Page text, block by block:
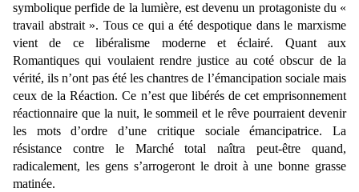
symbolique perfide de la lumière, est devenu un protagoniste du «
travail abstrait ». Tous ce qui a été despotique dans le marxisme
vient de ce libéralisme moderne et éclairé. Quant aux
Romantiques qui voulaient rendre justice au coté obscur de la
vérité, ils n’ont pas été les chantres de l’émancipation sociale mais
ceux de la Réaction. Ce n’est que libérés de cet emprisonnement
réactionnaire que la nuit, le sommeil et le rêve pourraient devenir
les mots d’ordre d’une critique sociale émancipatrice. La
résistance contre le Marché total naîtra peut-être quand,
radicalement, les gens s’arrogeront le droit à une bonne grasse
matinée.